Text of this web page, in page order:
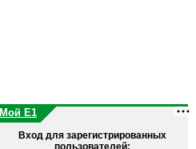
Мой E1
Вход для зарегистрированных
пользователей: